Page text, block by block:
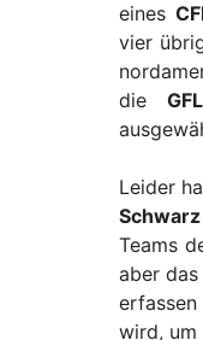
eines
vier
dieGFL
Leider
Schwarz
Teams
aber
wird, um